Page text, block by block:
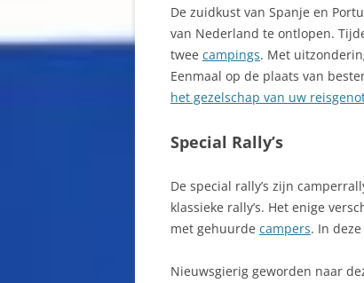
De zuidkust van Spanje en
van Nederland te ontlopen.
twee campings. Met
Eenmaal op de plaats van
het gezelschap van uw
Special Rally’s
De special rally’s zijn
klassieke rally’s. Het enige
met gehuurde campers. In
Nieuwsgierig geworden naar